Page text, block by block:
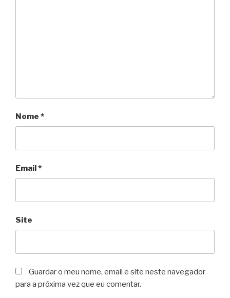
Nome *
Email*
Site
Guardar o meu nome, email e site neste navegador
para a próxima vez que eu comentar.